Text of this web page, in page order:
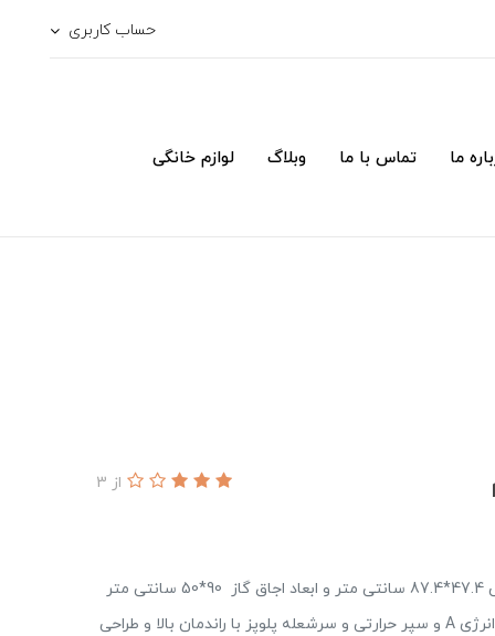
حساب کاربری
ما تماس با ما وبلاگ لوازم خانگی
از 3
این گاز دارای ابعاد برش 47.4*87.4 سانتی متر و ابعاد اجاق گاز 90*50 سانتی متر
و پوشش اسان تمیز شو برای روغن گیرها و رده مصرف انرژی A و سپر حرارتی و سرشعله پلوپز با راندمان بالا و طراحی